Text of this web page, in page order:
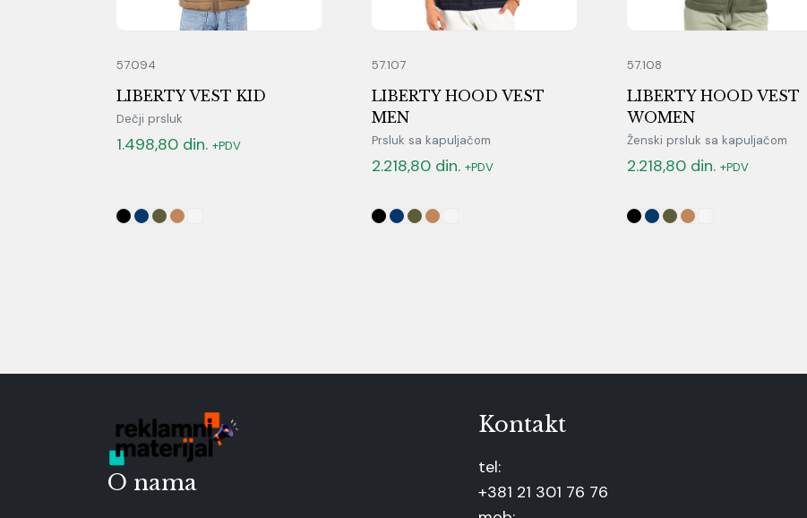
57.094
LIBERTY VEST KID
Dečji prsluk
1.498,80 din. +PDV
57.107
LIBERTY HOOD VEST
MEN
Prsluk sa kapuljačom
2.218,80 din. +PDV
57.108
LIBERTY HOOD VEST
WOMEN
Ženski prsluk sa kapuljačom
2.218,80 din. +PDV
O nama
Kontakt
tel:
+381 21 301 76 76